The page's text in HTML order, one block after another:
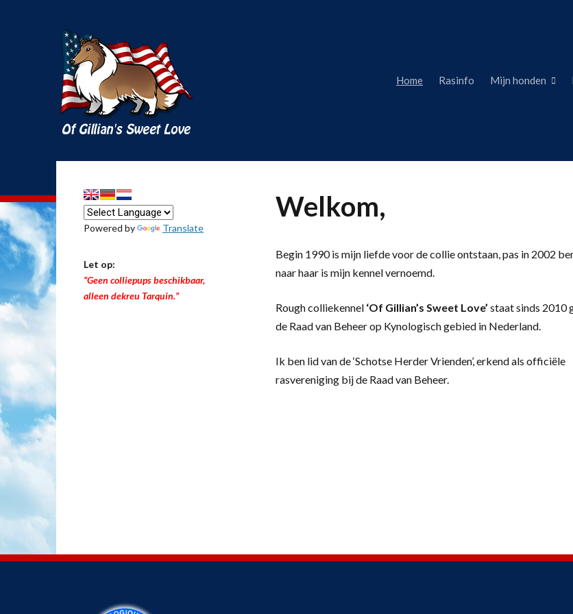
Home Rasinfo Mijn honden
Welkom,
Begin 1990 is mijn liefde voor de collie ontstaan, pas in 2002
naar haar is mijn kennel vernoemd.
Rough colliekennel ‘Of Gillian’s Sweet Love’ staat sinds 2010
de Raad van Beheer op Kynologisch gebied in Nederland.
Ik ben lid van de ‘Schotse Herder Vrienden’, erkend als officiële
rasvereniging bij de Raad van Beheer.
Powered by Translate
Let op:
“Geen colliepups beschikbaar,
alleen dekreu Tarquin.”